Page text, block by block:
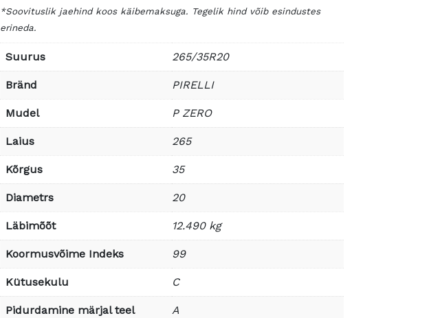
*Soovituslik jaehind koos käibemaksuga. Tegelik hind võib esindustes
erineda.
Suurus 265/35R20
Bränd PIRELLI
Mudel P ZERO
Laius 265
Kõrgus 35
Diametrs 20
Läbimõõt 12.490 kg
Koormusvõime Indeks 99
Kütusekulu C
Pidurdamine märjal teel A